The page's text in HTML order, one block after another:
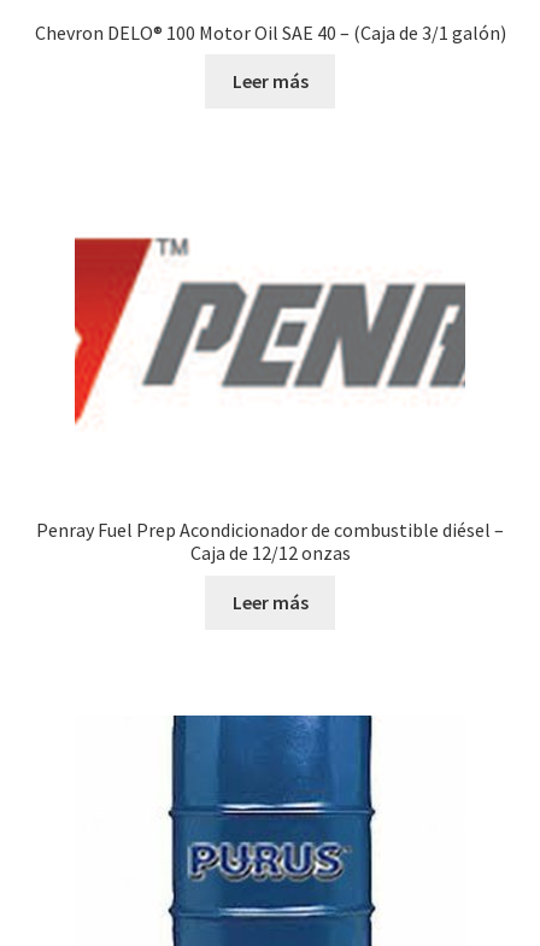
Chevron DELO® 100 Motor Oil SAE 40 – (Caja de 3/1 galón)
Leer más
Penray Fuel Prep Acondicionador de combustible diésel –
Caja de 12/12 onzas
Leer más